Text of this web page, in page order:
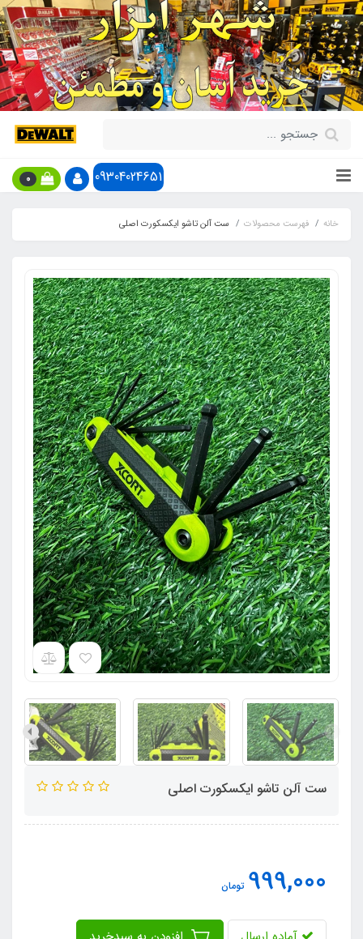
09304024651
0
خانه فهرست محصولات ست آلن تاشو ایکسکورت اصلی
ست آلن تاشو ایکسکورت اصلی
999,000 تومان